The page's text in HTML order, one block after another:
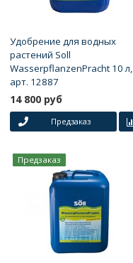
Удобрение для водных
растений Soll
WasserpflanzenPracht 10 л,
арт. 12887
14 800 руб
Предзаказ
Предзаказ